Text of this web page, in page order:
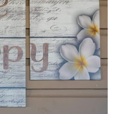
IN
DE
KLEINE
DINGEN